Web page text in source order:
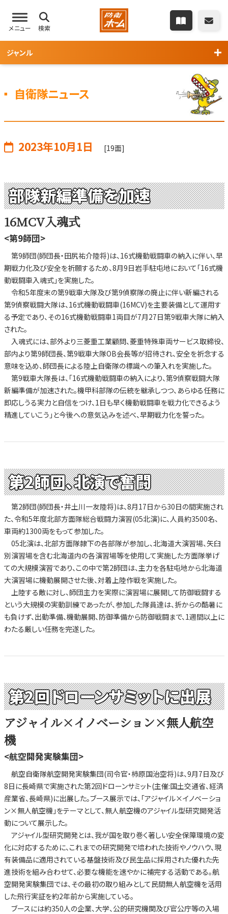
メニュー 検索
ジャンル
自衛隊ニュース
2023年10月1日 [19面]
部隊新編準備を加速
16MCV入魂式
<第9師団>
第9師団(師団長・田尻祐介陸将)は、16式機動戦闘車の納入に伴い、早
期戦力化及び安全を祈願するため、8月9日岩手駐屯地において「16式機
動戦闘車入魂式」を実施した。
令和5年度末の第9戦車大隊及び第9偵察隊の廃止に伴い新編される
第9偵察戦闘大隊は、16式機動戦闘車(16MCV)を主要装備として運用す
る予定であり、その16式機動戦闘車1両目が7月27日第9戦車大隊に納入
された。
入魂式には、部外より三菱重工業顧問、菱重特殊車両サービス取締役、
部内より第9師団長、第9戦車大隊OB会長等が招待され、安全を祈念する
意味を込め、師団長による陸上自衛隊の標識への筆入れを実施した。
第9戦車大隊長は、「16式機動戦闘車の納入により、第9偵察戦闘大隊
新編準備が加速された。機甲科部隊の伝統を継承しつつ、あらゆる任務に
即応しうる実力と自信をつけ、1日も早く機動戦闘車を戦力化できるよう
精進していこう」と今後への意気込みを述べ、早期戦力化を誓った。
第2師団、北演で奮闘
第2師団(師団長・井土川一友陸将)は、8月17日から30日の間実施され
た、令和5年度北部方面隊総合戦闘力演習(05北演)に、人員約3500名、
車両約1300両をもって参加した。
05北演は、北部方面隊隷下の各部隊が参加し、北海道大演習場、矢臼
別演習場を含む北海道内の各演習場等を使用して実施した方面隊挙げ
ての大規模演習であり、この中で第2師団は、主力を各駐屯地から北海道
大演習場に機動展開させた後、対着上陸作戦を実施した。
上陸する敵に対し、師団主力を実際に演習場に展開して防御戦闘する
という大規模の実動訓練であったが、参加した隊員達は、折からの酷暑に
も負けず、出動準備、機動展開、防御準備から防御戦闘まで、1週間以上に
わたる厳しい任務を完遂した。
第2回ドローンサミットに出展
アジャイル×イノベーション×無人航空
機
<航空開発実験集団>
航空自衛隊航空開発実験集団(司令官・柿原国治空将)は、9月7日及び
8日に長崎県で実施された第2回ドローンサミット(主催:国土交通省、経済
産業省、長崎県)に出展した。ブース展示では、「アジャイル×イノベーショ
ン×無人航空機」をテーマとして、無人航空機のアジャイル型研究開発活
動について展示した。
アジャイル型研究開発とは、我が国を取り巻く著しい安全保障環境の変
化に対応するために、これまでの研究開発で培われた技術やノウハウ、現
有装備品に適用されている基盤技術及び民生品に採用された優れた先
進技術を組み合わせて、必要な機能を速やかに補完する活動である。航
空開発実験集団では、その最初の取り組みとして民間無人航空機を活用
した飛行実証を約2年前から実施している。
ブースには約350人の企業、大学、公的研究機関及び官公庁等の入場